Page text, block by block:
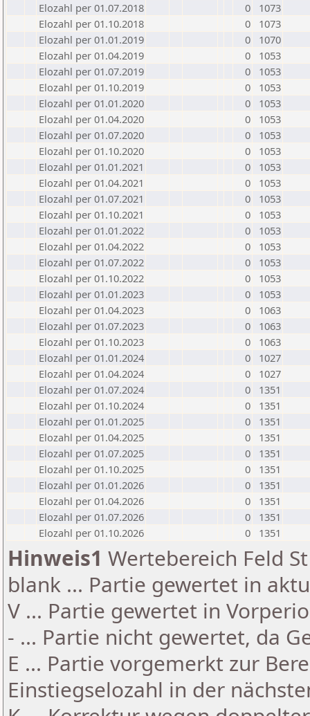
Elozahl per 01.07.2018
0
1073
Elozahl per 01.10.2018
0
1073
Elozahl per 01.01.2019
0
1070
Elozahl per 01.04.2019
0
1053
Elozahl per 01.07.2019
0
1053
Elozahl per 01.10.2019
0
1053
Elozahl per 01.01.2020
0
1053
Elozahl per 01.04.2020
0
1053
Elozahl per 01.07.2020
0
1053
Elozahl per 01.10.2020
0
1053
Elozahl per 01.01.2021
0
1053
Elozahl per 01.04.2021
0
1053
Elozahl per 01.07.2021
0
1053
Elozahl per 01.10.2021
0
1053
Elozahl per 01.01.2022
0
1053
Elozahl per 01.04.2022
0
1053
Elozahl per 01.07.2022
0
1053
Elozahl per 01.10.2022
0
1053
Elozahl per 01.01.2023
0
1053
Elozahl per 01.04.2023
0
1063
Elozahl per 01.07.2023
0
1063
Elozahl per 01.10.2023
0
1063
Elozahl per 01.01.2024
0
1027
Elozahl per 01.04.2024
0
1027
Elozahl per 01.07.2024
0
1351
Elozahl per 01.10.2024
0
1351
Elozahl per 01.01.2025
0
1351
Elozahl per 01.04.2025
0
1351
Elozahl per 01.07.2025
0
1351
Elozahl per 01.10.2025
0
1351
Elozahl per 01.01.2026
0
1351
Elozahl per 01.04.2026
0
1351
Elozahl per 01.07.2026
0
1351
Elozahl per 01.10.2026
0 1351
Hinweis1 Wertebereich Feld
blank ... Partie gewertet in
V ... Partie gewertet in
- ... Partie nicht gewertet, da
E ... Partie vorgemerkt zur
Einstiegselozahl in der